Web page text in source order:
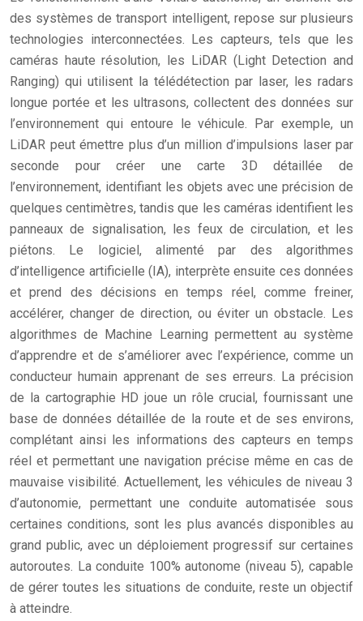
des systèmes de transport intelligent, repose sur plusieurs
technologies interconnectées. Les capteurs, tels que les
caméras haute résolution, les LiDAR (Light Detection and
Ranging) qui utilisent la télédétection par laser, les radars
longue portée et les ultrasons, collectent des données sur
l’environnement qui entoure le véhicule. Par exemple, un
LiDAR peut émettre plus d’un million d’impulsions laser par
seconde pour créer une carte 3D détaillée de
l’environnement, identifiant les objets avec une précision de
quelques centimètres, tandis que les caméras identifient les
panneaux de signalisation, les feux de circulation, et les
piétons. Le logiciel, alimenté par des algorithmes
d’intelligence artificielle (IA), interprète ensuite ces données
et prend des décisions en temps réel, comme freiner,
accélérer, changer de direction, ou éviter un obstacle. Les
algorithmes de Machine Learning permettent au système
d’apprendre et de s’améliorer avec l’expérience, comme un
conducteur humain apprenant de ses erreurs. La précision
de la cartographie HD joue un rôle crucial, fournissant une
base de données détaillée de la route et de ses environs,
complétant ainsi les informations des capteurs en temps
réel et permettant une navigation précise même en cas de
mauvaise visibilité. Actuellement, les véhicules de niveau 3
d’autonomie, permettant une conduite automatisée sous
certaines conditions, sont les plus avancés disponibles au
grand public, avec un déploiement progressif sur certaines
autoroutes. La conduite 100% autonome (niveau 5), capable
de gérer toutes les situations de conduite, reste un objectif
à atteindre.